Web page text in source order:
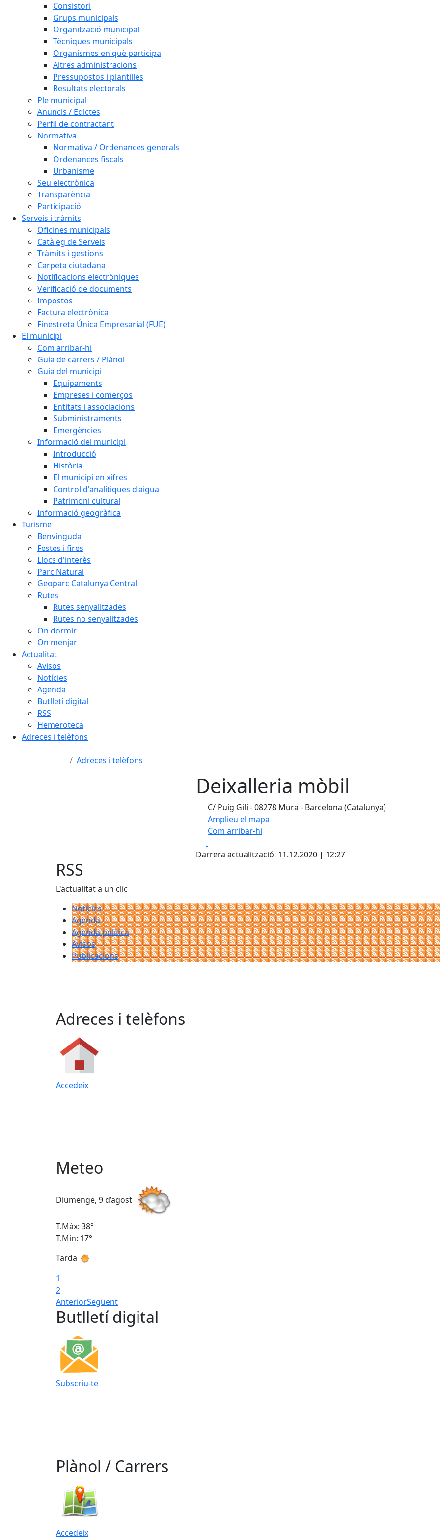
Consistori
Grups municipals
Organització municipal
Tècniques municipals
Organismes en què participa
Altres administracions
Pressupostos i plantilles
Resultats electorals
Ple municipal
Anuncis / Edictes
Perfil de contractant
Normativa
Normativa / Ordenances generals
Ordenances fiscals
Urbanisme
Seu electrònica
Transparència
Participació
Serveis i tràmits
Oficines municipals
Catàleg de Serveis
Tràmits i gestions
Carpeta ciutadana
Notificacions electròniques
Verificació de documents
Impostos
Factura electrònica
Finestreta Única Empresarial (FUE)
El municipi
Com arribar-hi
Guia de carrers / Plànol
Guia del municipi
Equipaments
Empreses i comerços
Entitats i associacions
Subministraments
Emergències
Informació del municipi
Introducció
Història
El municipi en xifres
Control d'analítiques d'aigua
Patrimoni cultural
Informació geogràfica
Turisme
Benvinguda
Festes i fires
Llocs d'interès
Parc Natural
Geoparc Catalunya Central
Rutes
Rutes senyalitzades
Rutes no senyalitzades
On dormir
On menjar
Actualitat
Avisos
Notícies
Agenda
Butlletí digital
RSS
Hemeroteca
Adreces i telèfons
Adreces i telèfons
Deixalleria mòbil
C/ Puig Gili - 08278 Mura - Barcelona (Catalunya)
Amplieu el mapa
Com arribar-hi
+
Darrera actualització: 11.12.2020 | 12:27
RSS
L'actualitat a un clic
Notícies
Agenda
Agenda política
Avisos
Publicacions
Adreces i telèfons
Accedeix
Meteo
Diumenge, 9 d’agost
T.Màx: 38°
T.Min: 17°
Tarda
1
2
AnteriorSegüent
Butlletí digital
Subscriu-te
Plànol / Carrers
Accedeix